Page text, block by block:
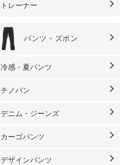
トレーナー
パンツ・ズボン
冷感・夏パンツ
チノパン
デニム・ジーンズ
カーゴパンツ
デザインパンツ